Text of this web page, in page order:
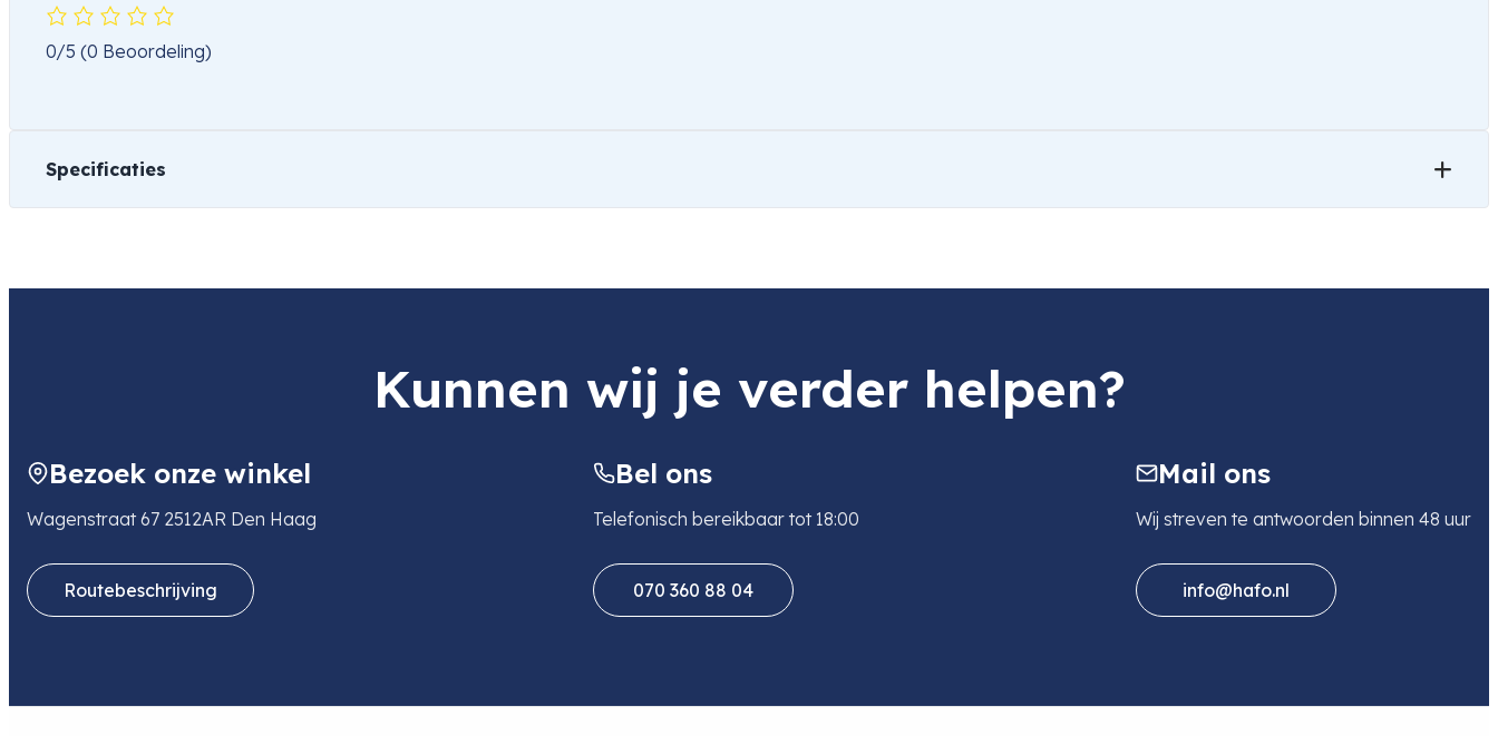
0/5 (0 Beoordeling)
Specificaties
Kunnen wij je verder helpen?
Bezoek onze winkel
Wagenstraat 67 2512AR Den Haag
Routebeschrijving
Bel ons
Telefonisch bereikbaar tot 18:00
070 360 88 04
Mail ons
Wij streven te antwoorden binnen 48 uur
info@hafo.nl